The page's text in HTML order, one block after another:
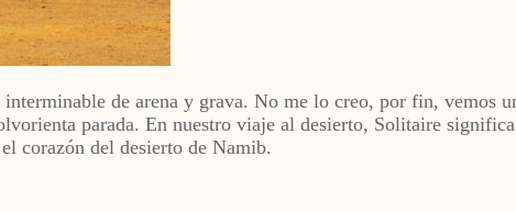
de arena y grava. No me lo creo, por fin, vemos
parada. En nuestro viaje al desierto, Solitaire
corazón del desierto de Namib.